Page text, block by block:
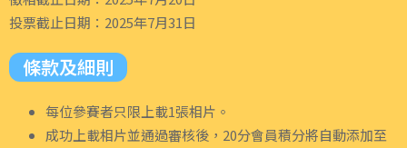
投票截止日期：2025年7月31日
條款及細則
每位參賽者只限上載1張相片。
成功上載相片並通過審核後，20分會員積分將自動添加至